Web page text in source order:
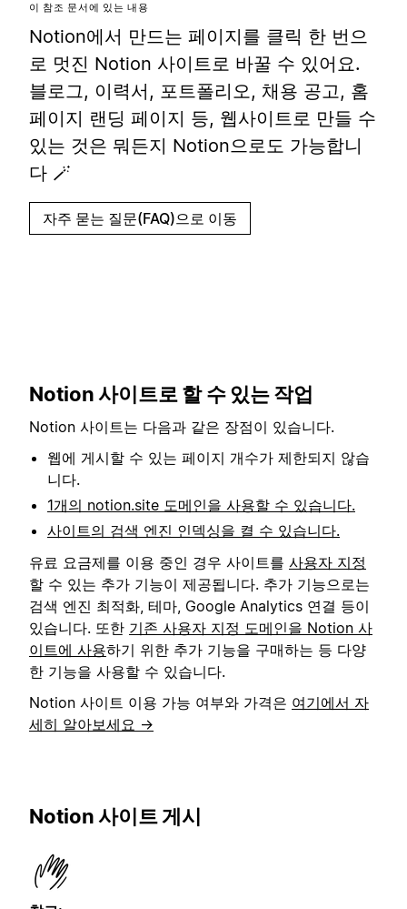
이 참조 문서에 있는 내용
Notion에서 만드는 페이지를 클릭 한 번으
로 멋진 Notion 사이트로 바꿀 수 있어요.
블로그, 이력서, 포트폴리오, 채용 공고, 홈
페이지 랜딩 페이지 등, 웹사이트로 만들 수
있는 것은 뭐든지 Notion으로도 가능합니
다 🪄
자주 묻는 질문(FAQ)으로 이동
Notion 사이트로 할 수 있는 작업
Notion 사이트는 다음과 같은 장점이 있습니다.
웹에 게시할 수 있는 페이지 개수가 제한되지 않습
니다.
1개의 notion.site 도메인을 사용할 수 있습니다.
사이트의 검색 엔진 인덱싱을 켤 수 있습니다.
유료 요금제를 이용 중인 경우 사이트를 사용자 지정
할 수 있는 추가 기능이 제공됩니다. 추가 기능으로는
검색 엔진 최적화, 테마, Google Analytics 연결 등이
있습니다. 또한 기존 사용자 지정 도메인을 Notion 사
이트에 사용하기 위한 추가 기능을 구매하는 등 다양
한 기능을 사용할 수 있습니다.
Notion 사이트 이용 가능 여부와 가격은 여기에서 자
세히 알아보세요 →
Notion 사이트 게시